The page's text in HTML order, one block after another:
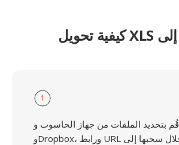
1
قُم بتحديد الملفات من جهاز الحاسوب وGoogle Drive
وDropbox، ورابط URL أو من خلال سحبها إلى